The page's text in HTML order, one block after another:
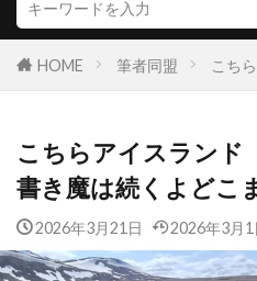
HOME 筆者同盟 こち
こちらアイスランド
書き魔は続くよどこ
2026年3月21日 2026年3月1